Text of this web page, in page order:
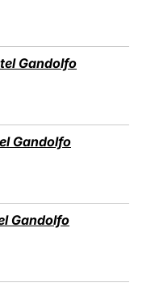
Gandolfo
Gandolfo
Gandolfo